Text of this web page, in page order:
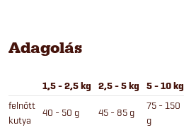
Adagolás
1,5 - 2,5 kg 2,5 - 5 kg 5 - 10 kg
felnőtt
kutya
40 - 50 g 45 - 85 g
75 - 150
g